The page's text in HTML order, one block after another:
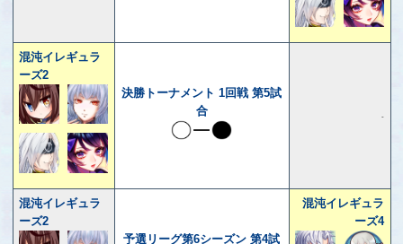
混沌イレギュラ
ーズ2
決勝トーナメント 1回戦 第5試
合
-
混沌イレギュラ
ーズ2
予選リーグ第6シーズン 第4試
混沌イレギュラ
ーズ4